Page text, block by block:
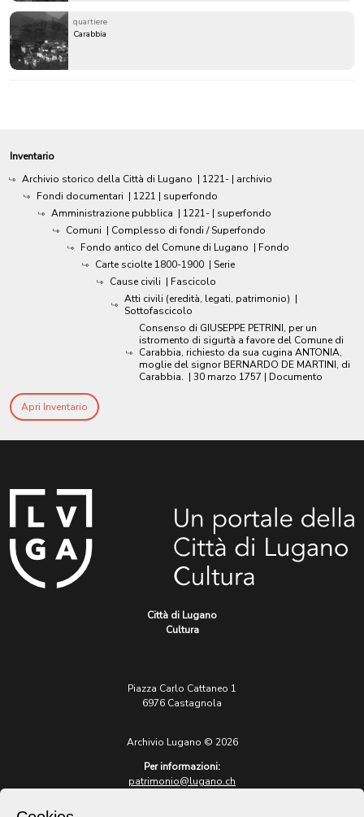
quartiere
Carabbia
Inventario
Archivio storico della Città di Lugano | 1221- | archivio
Fondi documentari | 1221 | superfondo
Amministrazione pubblica | 1221- | superfondo
Comuni | Complesso di fondi / Superfondo
Fondo antico del Comune di Lugano | Fondo
Carte sciolte 1800-1900 | Serie
Cause civili | Fascicolo
Atti civili (eredità, legati, patrimonio) |
Sottofascicolo
Consenso di GIUSEPPE PETRINI, per un
istromento di sigurtà a favore del Comune di
Carabbia, richiesto da sua cugina ANTONIA,
moglie del signor BERNARDO DE MARTINI, di
Carabbia. | 30 marzo 1757 | Documento
Apri Inventario
Città di Lugano
Cultura
Piazza Carlo Cattaneo 1
6976 Castagnola
Archivio Lugano © 2026
Per informazioni:
patrimonio@lugano.ch